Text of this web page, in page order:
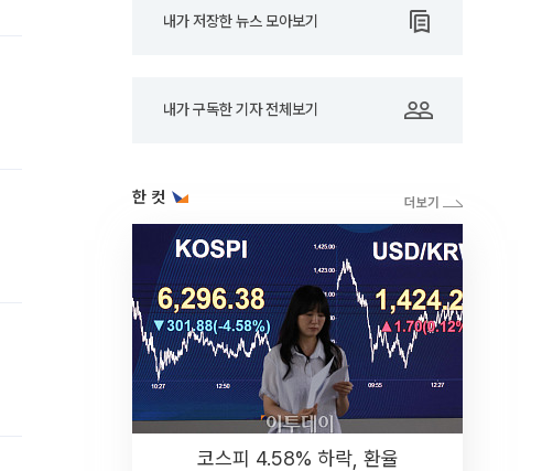
내가 저장한 뉴스 모아보기
내가 구독한 기자 전체보기
한 컷
코스피 4.58% 하락, 환율